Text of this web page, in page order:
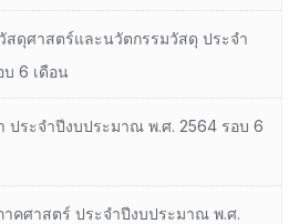
สดุศาสตร์และนวัตกรรมวัสดุ ประจำ
6 เดือน
ประจำปีงบประมาณ พ.ศ. 2564 รอบ 6
าคศาสตร์ ประจำปีงบประมาณ พ.ศ.